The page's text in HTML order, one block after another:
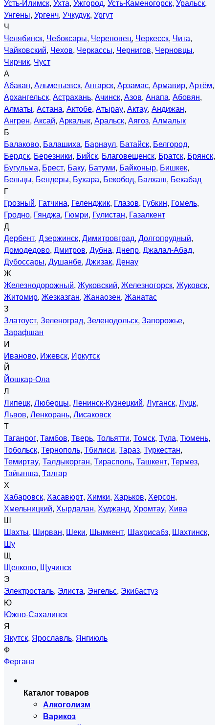
Усть-Илимск, Ухта, Ужгород, Усть-Каменогорск, Уральск,
Унгены, Ургенч, Учкудук, Ургут
Ч
Челябинск, Чебоксары, Череповец, Черкесск, Чита,
Чайковский, Чехов, Черкассы, Чернигов, Черновцы,
Чирчик, Чуст
А
Абакан, Альметьевск, Ангарск, Арзамас, Армавир, Артём,
Архангельск, Астрахань, Ачинск, Азов, Анапа, Абовян,
Алматы, Астана, Актобе, Атырау, Актау, Андижан,
Ангрен, Аксай, Аркалык, Аральск, Аягоз, Алмалык
Б
Балаково, Балашиха, Барнаул, Батайск, Белгород,
Бердск, Березники, Бийск, Благовещенск, Братск, Брянск,
Бугульма, Брест, Баку, Батуми, Байконыр, Бишкек,
Бельцы, Бендеры, Бухара, Бекобод, Балхаш, Бекабад
Г
Грозный, Гатчина, Геленджик, Глазов, Губкин, Гомель,
Гродно, Гянджа, Гюмри, Гулистан, Газалкент
Д
Дербент, Дзержинск, Димитровград, Долгопрудный,
Домодедово, Дмитров, Дубна, Днепр, Джалал-Абад,
Дубоссары, Душанбе, Джизак, Денау
Ж
Железнодорожный, Жуковский, Железногорск, Жуковск,
Житомир, Жезказган, Жанаозен, Жанатас
З
Златоуст, Зеленоград, Зеленодольск, Запорожье,
Зарафшан
И
Иваново, Ижевск, Иркутск
Й
Йошкар-Ола
Л
Липецк, Люберцы, Ленинск-Кузнецкий, Луганск, Луцк,
Львов, Ленкорань, Лисаковск
Т
Таганрог, Тамбов, Тверь, Тольятти, Томск, Тула, Тюмень,
Тобольск, Тернополь, Тбилиси, Тараз, Туркестан,
Темиртау, Талдыкорган, Тирасполь, Ташкент, Термез,
Тайынша, Талгар
Х
Хабаровск, Хасавюрт, Химки, Харьков, Херсон,
Хмельницкий, Хырдалан, Худжанд, Хромтау, Хива
Ш
Шахты, Ширван, Шеки, Шымкент, Шахрисабз, Шахтинск,
Шу
Щ
Щелково, Щучинск
Э
Электросталь, Элиста, Энгельс, Экибастуз
Ю
Южно-Сахалинск
Я
Якутск, Ярославль, Янгиюль
Ф
Фергана
Каталог товаров
Алкоголизм
Варикоз